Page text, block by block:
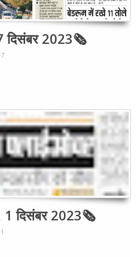
दिसंबर 2023🗞
1 दिसंबर 2023🗞